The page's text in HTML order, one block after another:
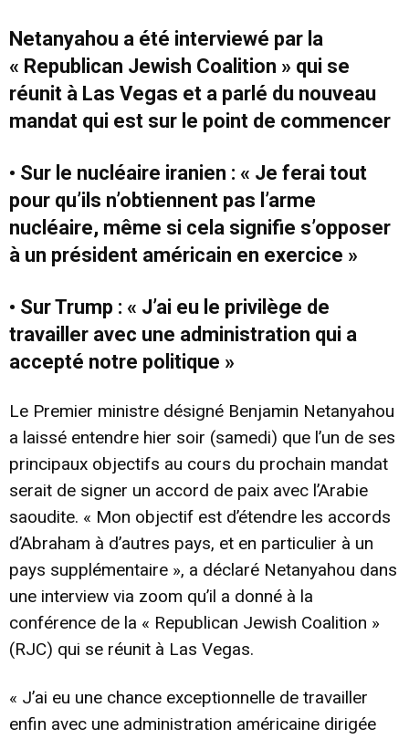
Netanyahou a été interviewé par la
« Republican Jewish Coalition » qui se
réunit à Las Vegas et a parlé du nouveau
mandat qui est sur le point de commencer
• Sur le nucléaire iranien : « Je ferai tout
pour qu’ils n’obtiennent pas l’arme
nucléaire, même si cela signifie s’opposer
à un président américain en exercice »
• Sur Trump : « J’ai eu le privilège de
travailler avec une administration qui a
accepté notre politique »
Le Premier ministre désigné Benjamin Netanyahou
a laissé entendre hier soir (samedi) que l’un de ses
principaux objectifs au cours du prochain mandat
serait de signer un accord de paix avec l’Arabie
saoudite. « Mon objectif est d’étendre les accords
d’Abraham à d’autres pays, et en particulier à un
pays supplémentaire », a déclaré Netanyahou dans
une interview via zoom qu’il a donné à la
conférence de la « Republican Jewish Coalition »
(RJC) qui se réunit à Las Vegas.
« J’ai eu une chance exceptionnelle de travailler
enfin avec une administration américaine dirigée